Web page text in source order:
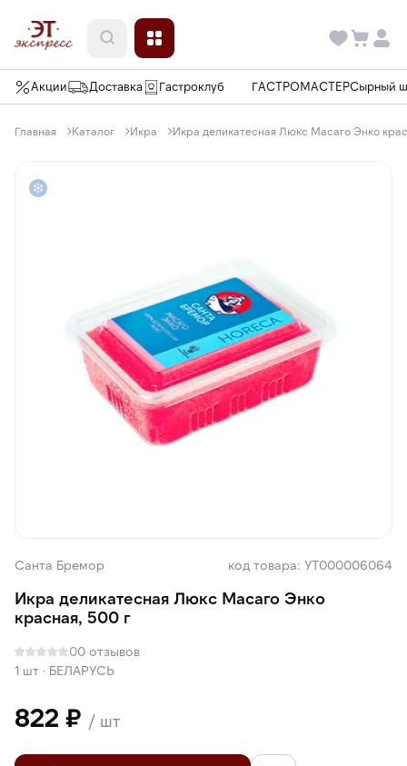
Акции Доставка Гастроклуб ГАСТРОМАСТЕРСырный
Главная Каталог Икра Икра деликатесная Люкс Масаго Энко
Санта Бремор код товара: УТ000006064
Икра деликатесная Люкс Масаго Энко
красная, 500 г
00 отзывов
1 шт · БЕЛАРУСЬ
822 ₽ / шт